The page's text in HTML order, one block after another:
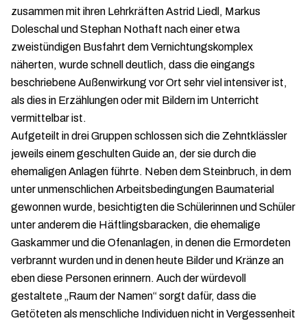
zusammen mit ihren Lehrkräften Astrid Liedl, Markus
Doleschal und Stephan Nothaft nach einer etwa
zweistündigen Busfahrt dem Vernichtungskomplex
näherten, wurde schnell deutlich, dass die eingangs
beschriebene Außenwirkung vor Ort sehr viel intensiver ist,
als dies in Erzählungen oder mit Bildern im Unterricht
vermittelbar ist.
Aufgeteilt in drei Gruppen schlossen sich die Zehntklässler
jeweils einem geschulten Guide an, der sie durch die
ehemaligen Anlagen führte. Neben dem Steinbruch, in dem
unter unmenschlichen Arbeitsbedingungen Baumaterial
gewonnen wurde, besichtigten die Schülerinnen und Schüler
unter anderem die Häftlingsbaracken, die ehemalige
Gaskammer und die Ofenanlagen, in denen die Ermordeten
verbrannt wurden und in denen heute Bilder und Kränze an
eben diese Personen erinnern. Auch der würdevoll
gestaltete „Raum der Namen“ sorgt dafür, dass die
Getöteten als menschliche Individuen nicht in Vergessenheit